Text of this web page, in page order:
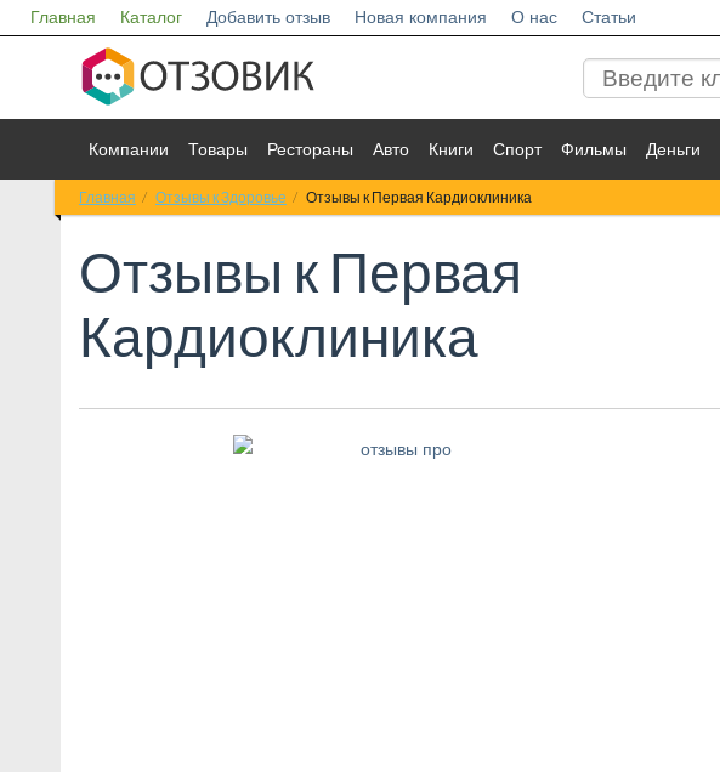
Главная Каталог Добавить отзыв Новая компания О нас Статьи
Компании Товары Рестораны Авто Книги Спорт Фильмы Деньги
Главная Отзывы к Здоровье Отзывы к Первая Кардиоклиника
Отзывы к Первая
Кардиоклиника